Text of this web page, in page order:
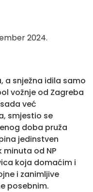
2024.
a snježna idila samo
vožnje od Zagreba
već
smjestio se
doba pruža
jedinstven
minuta od NP
koja domaćim i
i zanimljive
posebnim.